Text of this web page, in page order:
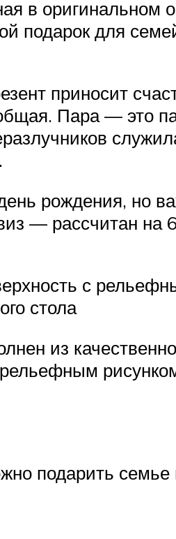
в оригинальном
подарок для
приносит
Пара — это
рождения, но
— рассчитан на
с
стола
из
подарить семье